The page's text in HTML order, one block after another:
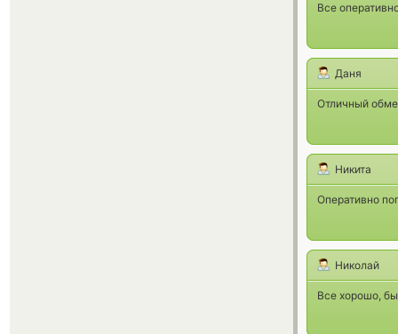
Все
Даня
Отличный
Никита
Оперативно
Николай
Все хорошо,